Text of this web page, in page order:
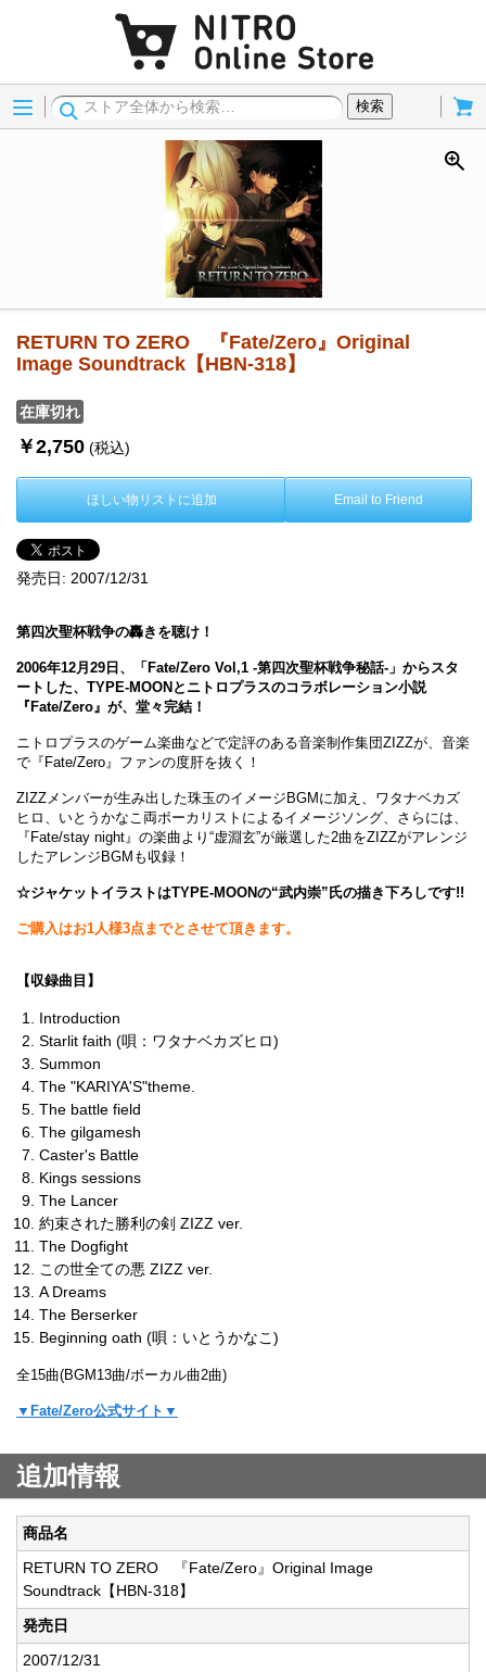
Menu
検索
RETURN TO ZERO 『Fate/Zero』Original
Image Soundtrack【HBN-318】
在庫切れ
￥2,750 (税込)
ほしい物リストに追加 Email to Friend
発売日: 2007/12/31
第四次聖杯戦争の轟きを聴け！
2006年12月29日、「Fate/Zero Vol,1 -第四次聖杯戦争秘話-」からスタ
ートした、TYPE-MOONとニトロプラスのコラボレーション小説
『Fate/Zero』が、堂々完結！
ニトロプラスのゲーム楽曲などで定評のある音楽制作集団ZIZZが、音楽
で『Fate/Zero』ファンの度肝を抜く！
ZIZZメンバーが生み出した珠玉のイメージBGMに加え、ワタナベカズ
ヒロ、いとうかなこ両ボーカリストによるイメージソング、さらには、
『Fate/stay night』の楽曲より“虚淵玄”が厳選した2曲をZIZZがアレンジ
したアレンジBGMも収録！
☆ジャケットイラストはTYPE-MOONの“武内崇”氏の描き下ろしです!!
ご購入はお1人様3点までとさせて頂きます。
【収録曲目】
Introduction
Starlit faith (唄：ワタナベカズヒロ)
Summon
The "KARIYA'S"theme.
The battle field
The gilgamesh
Caster's Battle
Kings sessions
The Lancer
約束された勝利の剣 ZIZZ ver.
The Dogfight
この世全ての悪 ZIZZ ver.
A Dreams
The Berserker
Beginning oath (唄：いとうかなこ)
全15曲(BGM13曲/ボーカル曲2曲)
▼Fate/Zero公式サイト▼
追加情報
商品名
RETURN TO ZERO 『Fate/Zero』Original Image
Soundtrack【HBN-318】
発売日
2007/12/31